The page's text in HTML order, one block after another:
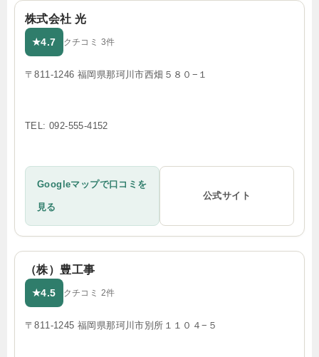
株式会社 光
★4.7 クチコミ 3件
〒811-1246 福岡県那珂川市西畑５８０−１
TEL: 092-555-4152
Googleマップで口コミを
見る
公式サイト
（株）豊工事
★4.5 クチコミ 2件
〒811-1245 福岡県那珂川市別所１１０４−５